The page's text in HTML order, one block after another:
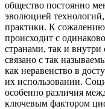
общество постоянно
эволюцией
практики. К
происходит с
странами, так и
связано с так
как неравенство в
их использовании.
особенно различия
ключевым фактором